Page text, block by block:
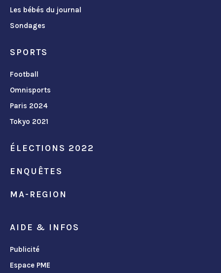
Les bébés du journal
Sondages
SPORTS
Football
Omnisports
Paris 2024
Tokyo 2021
ÉLECTIONS 2022
ENQUÊTES
MA-REGION
AIDE & INFOS
Publicité
Espace PME